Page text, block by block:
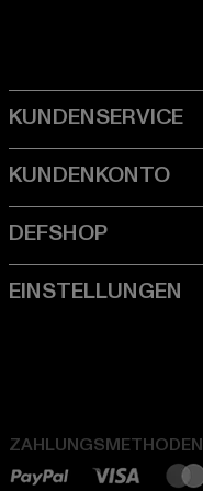
ZAHLUNGSMETHODEN